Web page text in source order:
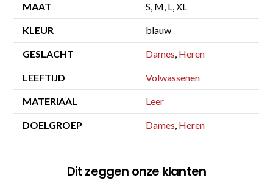
MAAT S, M, L, XL
KLEUR blauw
GESLACHT Dames, Heren
LEEFTIJD Volwassenen
MATERIAAL Leer
DOELGROEP Dames, Heren
Dit zeggen onze klanten